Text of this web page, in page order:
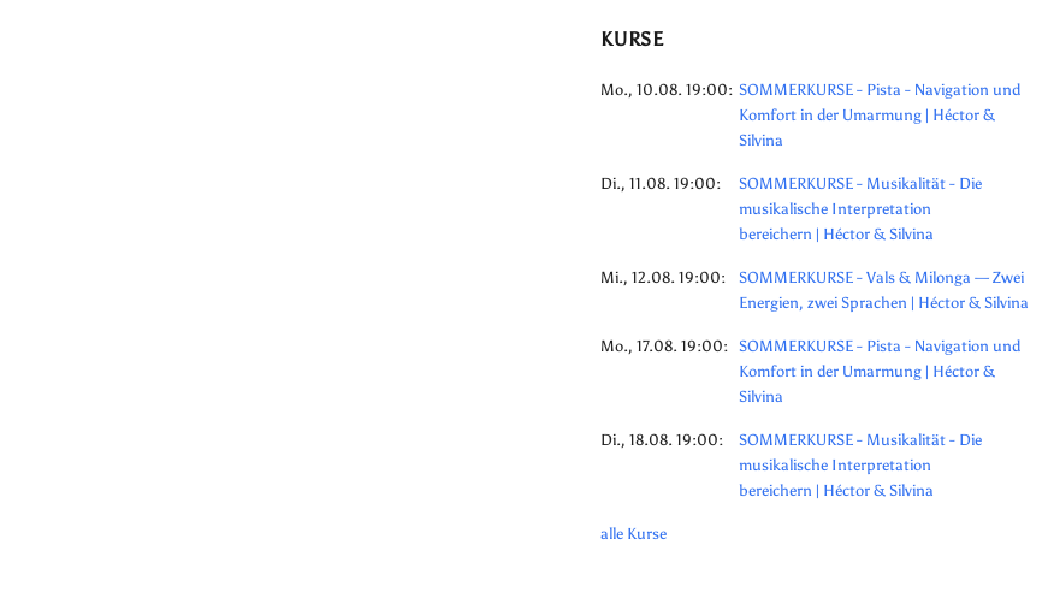
KURSE
Mo., 10.08. 19:00: SOMMERKURSE - Pista - Navigation und
Komfort in der Umarmung | Héctor &
Silvina
Di., 11.08. 19:00:
SOMMERKURSE - Musikalität - Die
musikalische Interpretation
bereichern | Héctor & Silvina
Mi., 12.08. 19:00:
SOMMERKURSE - Vals & Milonga — Zwei
Energien, zwei Sprachen | Héctor & Silvina
Mo., 17.08. 19:00: SOMMERKURSE - Pista - Navigation und
Komfort in der Umarmung | Héctor &
Silvina
Di., 18.08. 19:00:
SOMMERKURSE - Musikalität - Die
musikalische Interpretation
bereichern | Héctor & Silvina
alle Kurse